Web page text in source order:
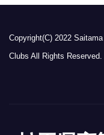
Copyright(C) 2022
Clubs All Rights Reserved.